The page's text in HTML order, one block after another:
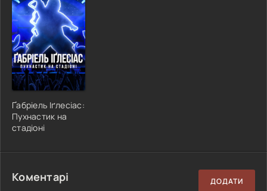
Ґабріель Іґлесіас:
Пухнастик на
стадіоні
Коментарі ДОДАТИ